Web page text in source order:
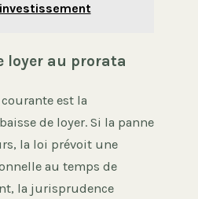
loyer au prorata
est la
de loyer. Si la panne
la loi prévoit une
au temps de
la jurisprudence